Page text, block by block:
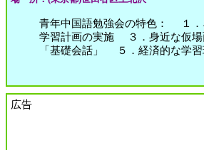
青年中国語勉強会の特色： １
学習計画の実施 ３．身近な仮
「基礎会話」 ５．経済的な学習
広告